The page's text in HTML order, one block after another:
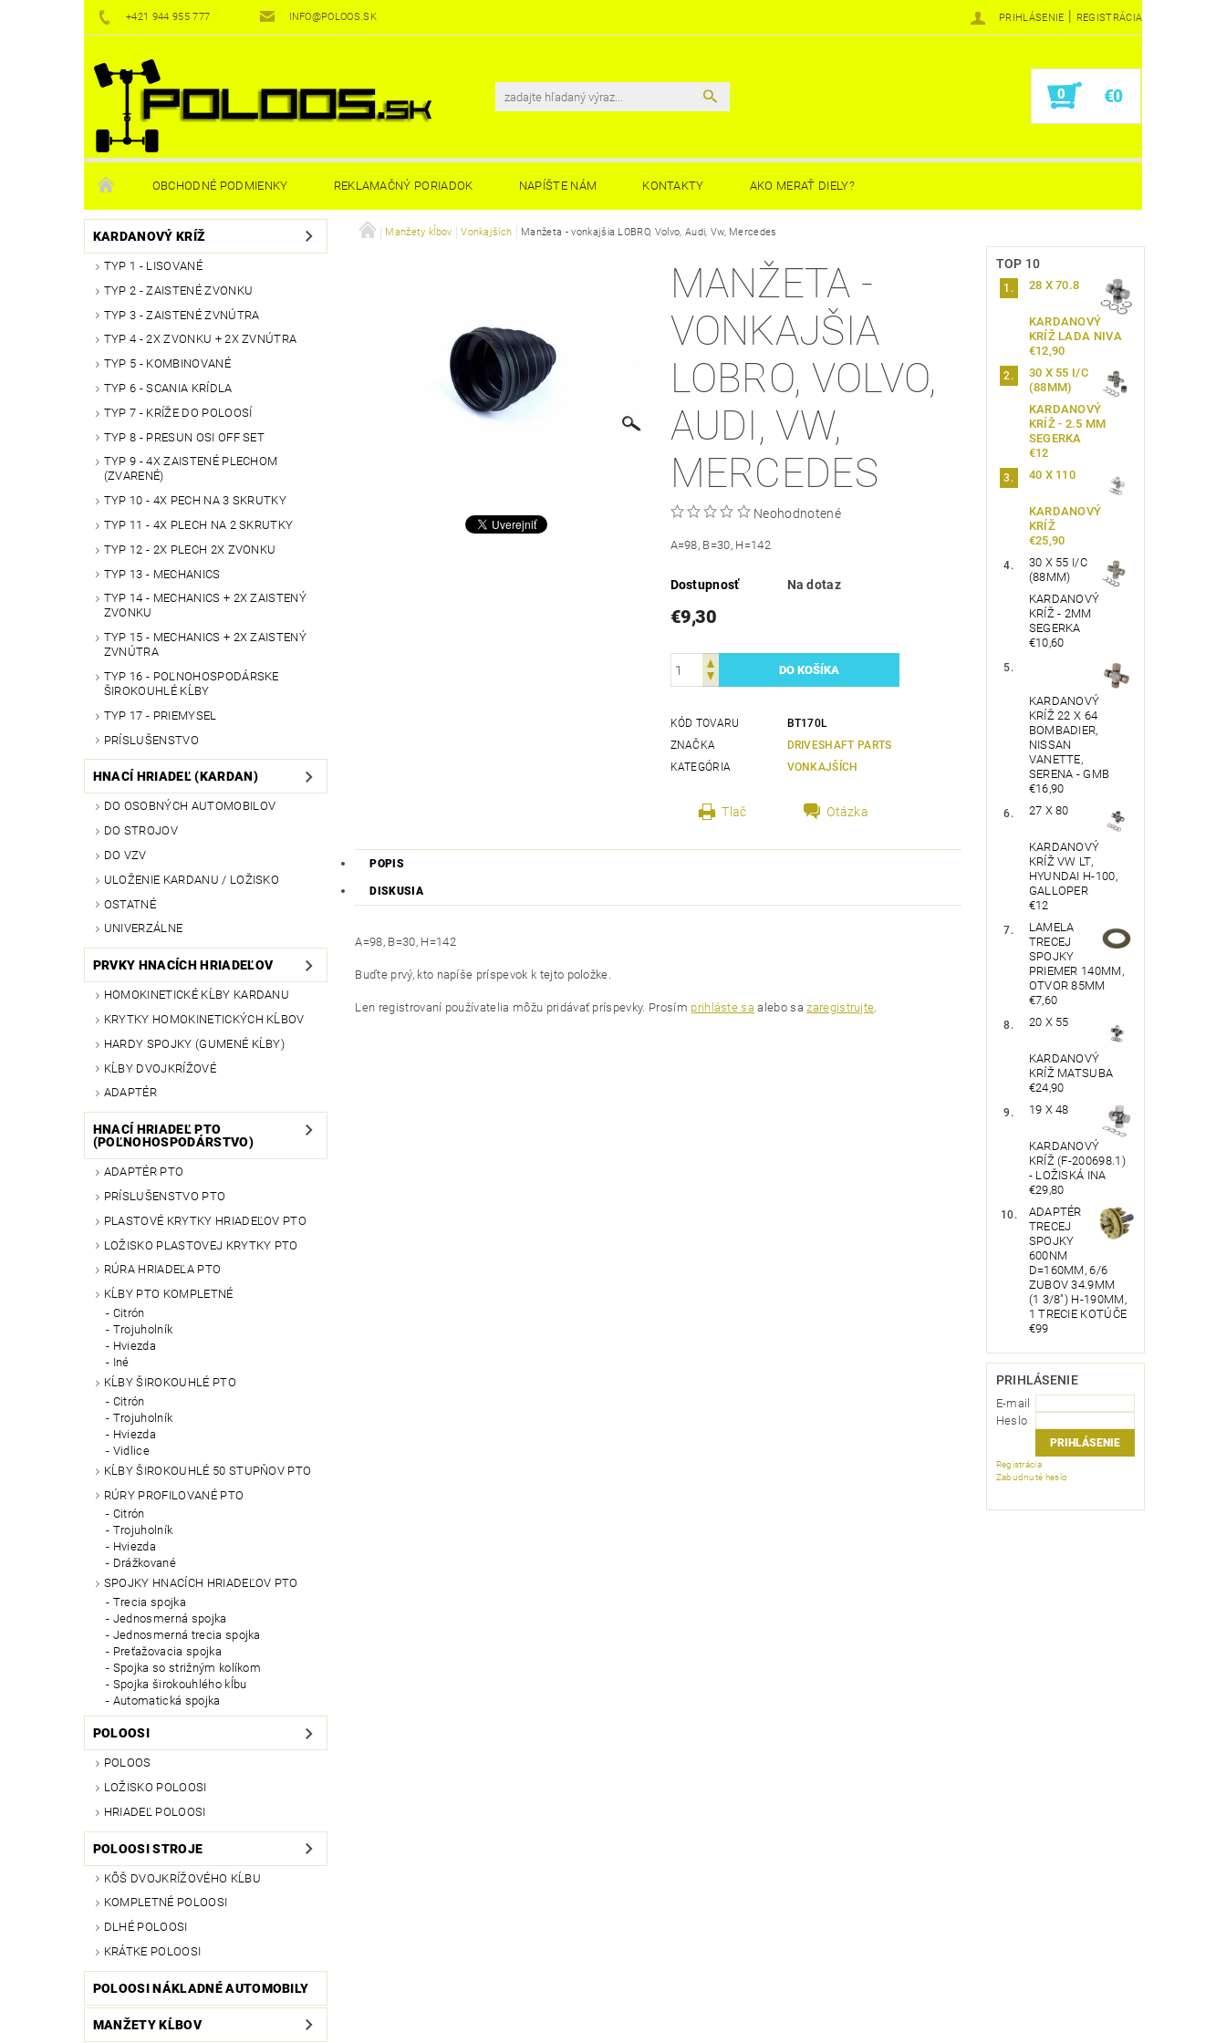
+421 944 955 777 INFO@POLOOS.SK PRIHLÁSENIE | REGISTRÁCIA
0 €0
OBCHODNÉ PODMIENKY REKLAMAČNÝ PORIADOK NAPÍŠTE NÁM KONTAKTY AKO MERAŤ DIELY?
KARDANOVÝ KRÍŽ
TYP 1 - LISOVANÉ
TYP 2 - ZAISTENÉ ZVONKU
TYP 3 - ZAISTENÉ ZVNÚTRA
TYP 4 - 2X ZVONKU + 2X ZVNÚTRA
TYP 5 - KOMBINOVANÉ
TYP 6 - SCANIA KRÍDLA
TYP 7 - KRÍŽE DO POLOOSÍ
TYP 8 - PRESUN OSI OFF SET
TYP 9 - 4X ZAISTENÉ PLECHOM
(ZVARENÉ)
TYP 10 - 4X PECH NA 3 SKRUTKY
TYP 11 - 4X PLECH NA 2 SKRUTKY
TYP 12 - 2X PLECH 2X ZVONKU
TYP 13 - MECHANICS
TYP 14 - MECHANICS + 2X ZAISTENÝ
ZVONKU
TYP 15 - MECHANICS + 2X ZAISTENÝ
ZVNÚTRA
TYP 16 - POĽNOHOSPODÁRSKE
ŠIROKOUHLÉ KĹBY
TYP 17 - PRIEMYSEL
PRÍSLUŠENSTVO
HNACÍ HRIADEĽ (KARDAN)
DO OSOBNÝCH AUTOMOBILOV
DO STROJOV
DO VZV
ULOŽENIE KARDANU / LOŽISKO
OSTATNÉ
UNIVERZÁLNE
PRVKY HNACÍCH HRIADEĽOV
HOMOKINETICKÉ KĹBY KARDANU
KRYTKY HOMOKINETICKÝCH KĹBOV
HARDY SPOJKY (GUMENÉ KĹBY)
KĹBY DVOJKRÍŽOVÉ
ADAPTÉR
HNACÍ HRIADEĽ PTO
(POĽNOHOSPODÁRSTVO)
ADAPTÉR PTO
PRÍSLUŠENSTVO PTO
PLASTOVÉ KRYTKY HRIADEĽOV PTO
LOŽISKO PLASTOVEJ KRYTKY PTO
RÚRA HRIADEĽA PTO
KĹBY PTO KOMPLETNÉ
Citrón
Trojuholník
Hviezda
Iné
KĹBY ŠIROKOUHLÉ PTO
Citrón
Trojuholník
Hviezda
Vidlice
KĹBY ŠIROKOUHLÉ 50 STUPŇOV PTO
RÚRY PROFILOVANÉ PTO
Citrón
Trojuholník
Hviezda
Drážkované
SPOJKY HNACÍCH HRIADEĽOV PTO
Trecia spojka
Jednosmerná spojka
Jednosmerná trecia spojka
Preťažovacia spojka
Spojka so strižným kolíkom
Spojka širokouhlého kĺbu
Automatická spojka
POLOOSI
POLOOS
LOŽISKO POLOOSI
HRIADEĽ POLOOSI
POLOOSI STROJE
KÔŠ DVOJKRÍŽOVÉHO KĹBU
KOMPLETNÉ POLOOSI
DLHÉ POLOOSI
KRÁTKE POLOOSI
POLOOSI NÁKLADNÉ AUTOMOBILY
MANŽETY KĹBOV
Manžety kĺbov Vonkajších Manžeta - vonkajšia LOBRO, Volvo, Audi, Vw, Mercedes
MANŽETA -
VONKAJŠIA
LOBRO, VOLVO,
AUDI, VW,
MERCEDES
Neohodnotené
A=98, B=30, H=142
Dostupnosť Na dotaz
€9,30
KÓD TOVARU
BT170L
ZNAČKA
DRIVESHAFT PARTS
KATEGÓRIA
VONKAJŠÍCH
Tlač Otázka
POPIS
DISKUSIA
A=98, B=30, H=142
Buďte prvý, kto napíše príspevok k tejto položke.
Len registrovaní používatelia môžu pridávať príspevky. Prosím prihláste sa alebo sazaregistrujte.
TOP 10
28 X 70.8
KARDANOVÝ
KRÍŽ LADA NIVA
€12,90
30 X 55 I/C
(88MM)
KARDANOVÝ
KRÍŽ - 2.5 MM
SEGERKA
€12
40 X 110
KARDANOVÝ
KRÍŽ
€25,90
30 X 55 I/C
(88MM)
KARDANOVÝ
KRÍŽ - 2MM
SEGERKA
€10,60
KARDANOVÝ
KRÍŽ 22 X 64
BOMBADIER,
NISSAN
VANETTE,
SERENA - GMB
€16,90
27 X 80
KARDANOVÝ
KRÍŽ VW LT,
HYUNDAI H-100,
GALLOPER
€12
LAMELA
TRECEJ
SPOJKY
PRIEMER 140MM,
OTVOR 85MM
€7,60
20 X 55
KARDANOVÝ
KRÍŽ MATSUBA
€24,90
19 X 48
KARDANOVÝ
KRÍŽ (F-200698.1)
- LOŽISKÁ INA
€29,80
ADAPTÉR
TRECEJ
SPOJKY
600NM
D=160MM, 6/6
ZUBOV 34.9MM
(1 3/8") H-190MM,
1 TRECIE KOTÚČE
€99
PRIHLÁSENIE
E-mail
Heslo
Registrácia
Zabudnuté heslo